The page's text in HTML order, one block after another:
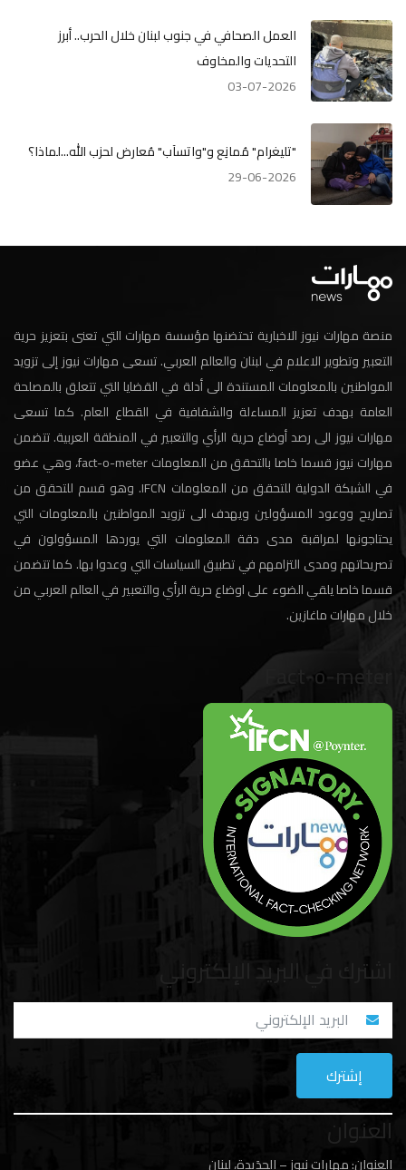
العمل الصحافي في جنوب لبنان خلال الحرب.. أبرز
التحديات والمخاوف
03-07-2026
"تليغرام" مُمانِع و"واتسآب" مُعارض لحزب الله...لماذا؟
29-06-2026
منصة مهارات نيوز الاخبارية تحتضنها مؤسسة مهارات التي تعنى بتعزيز حرية
التعبير وتطوير الاعلام في لبنان والعالم العربي. تسعى مهارات نيوز إلى تزويد
المواطنين بالمعلومات المستندة الى أدلة في القضايا التي تتعلق بالمصلحة
العامة بهدف تعزيز المساءلة والشفافية في القطاع العام. كما تسعى
مهارات نيوز الى رصد أوضاع حرية الرأي والتعبير في المنطقة العربية. تتضمن
مهارات نيوز قسما خاصا بالتحقق من المعلومات fact-o-meter، وهي عضو
في الشبكة الدولية للتحقق من المعلومات IFCN. وهو قسم للتحقق من
تصاريح ووعود المسؤولين ويهدف الى تزويد المواطنين بالمعلومات التي
يحتاجونها لمراقبة مدى دقة المعلومات التي يوردها المسؤولون في
تصريحاتهم ومدى التزامهم في تطبيق السياسات التي وعدوا بها. كما تتضمن
قسما خاصا يلقي الضوء على اوضاع حرية الرأي والتعبير في العالم العربي من
خلال مهارات ماغازين.
Fact-o-meter
اشترك في البريد الإلكتروني
العنوان
العنوان: مهارات نيوز – الجدَيدة، لبنان